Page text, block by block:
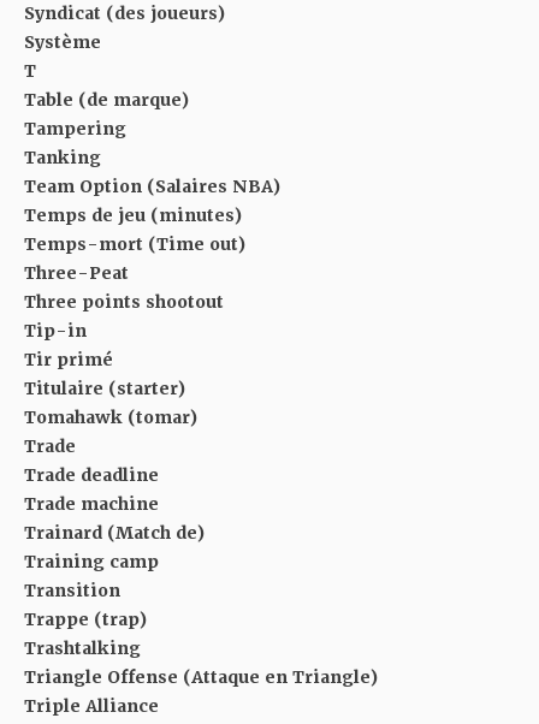
Syndicat (des joueurs)
Système
T
Table (de marque)
Tampering
Tanking
Team Option (Salaires NBA)
Temps de jeu (minutes)
Temps-mort (Time out)
Three-Peat
Three points shootout
Tip-in
Tir primé
Titulaire (starter)
Tomahawk (tomar)
Trade
Trade deadline
Trade machine
Trainard (Match de)
Training camp
Transition
Trappe (trap)
Trashtalking
Triangle Offense (Attaque en Triangle)
Triple Alliance